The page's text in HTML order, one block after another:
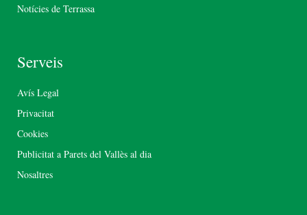
Notícies de Terrassa
Serveis
Avís Legal
Privacitat
Cookies
Publicitat a Parets del Vallès al dia
Nosaltres